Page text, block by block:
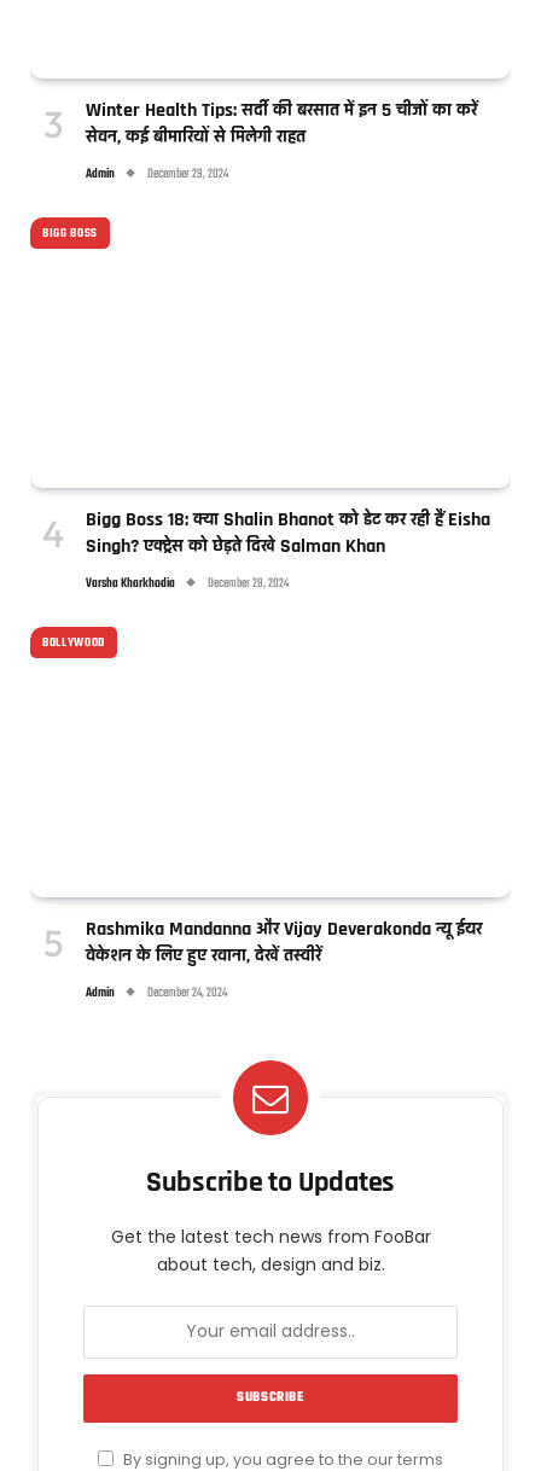
Winter Health Tips: सर्दी की बरसात में इन 5 चीजों का करें
सेवन, कई बीमारियों से मिलेगी राहत
Admin December 29, 2024
BIGG BOSS
Bigg Boss 18: क्या Shalin Bhanot को डेट कर रही हैं Eisha
Singh? एक्ट्रेस को छेड़ते दिखे Salman Khan
Varsha Kharkhodia December 28, 2024
BOLLYWOOD
Rashmika Mandanna और Vijay Deverakonda न्यू ईयर
वेकेशन के लिए हुए रवाना, देखें तस्वीरें
Admin December 24, 2024
Subscribe to Updates
Get the latest tech news from FooBar
about tech, design and biz.
By signing up, you agree to the our terms